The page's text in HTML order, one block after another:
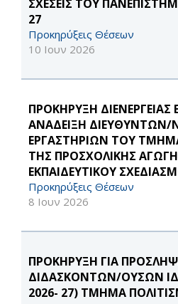
ΣΧΕΣΕΙΣ ΤΟΥ
27
Προκηρύξεις Θέσεων
10 Ιουν 2026
ΠΡΟΚΗΡΥΞΗ
ΑΝΑΔΕΙΞΗ ΔΙΕΥΘΥΝΤΩΝ/
ΕΡΓΑΣΤΗΡΙΩΝ ΤΟΥ
ΤΗΣ ΠΡΟΣΧΟΛΙΚΗΣ
ΕΚΠΑΙΔΕΥΤΙΚΟΥ
Προκηρύξεις Θέσεων
8 Ιουν 2026
ΠΡΟΚΗΡΥΞΗ ΓΙΑ
ΔΙΔΑΣΚΟΝΤΩΝ/ΟΥΣΩΝ
2026- 27) ΤΜΗΜΑ